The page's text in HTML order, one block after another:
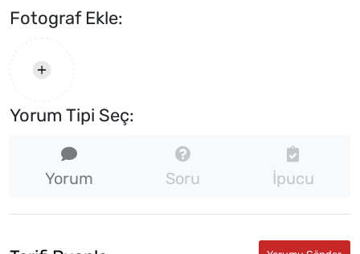
Fotograf Ekle:
Yorum Tipi Seç:
Yorum Soru İpucu